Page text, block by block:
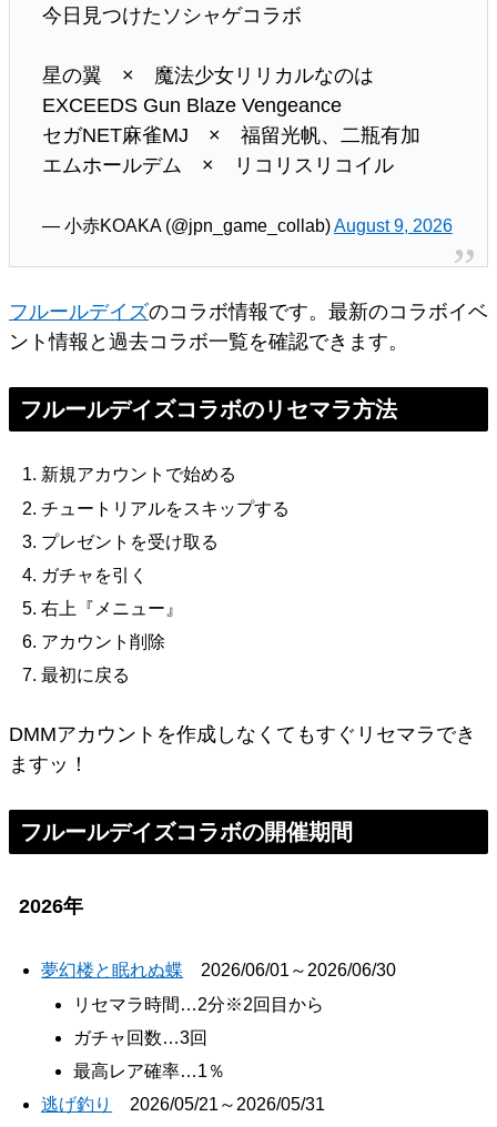
今日見つけたソシャゲコラボ
星の翼 × 魔法少女リリカルなのは
EXCEEDS Gun Blaze Vengeance
セガNET麻雀MJ × 福留光帆、二瓶有加
エムホールデム × リコリスリコイル
— 小赤KOAKA (@jpn_game_collab)August 9, 2026
フルールデイズのコラボ情報です。最新のコラボイベ
ント情報と過去コラボ一覧を確認できます。
フルールデイズコラボのリセマラ方法
新規アカウントで始める
チュートリアルをスキップする
プレゼントを受け取る
ガチャを引く
右上『メニュー』
アカウント削除
最初に戻る
DMMアカウントを作成しなくてもすぐリセマラでき
ますッ！
フルールデイズコラボの開催期間
2026年
夢幻楼と眠れぬ蝶 2026/06/01～2026/06/30
リセマラ時間…2分※2回目から
ガチャ回数…3回
最高レア確率…1％
逃げ釣り
2026/05/21～2026/05/31